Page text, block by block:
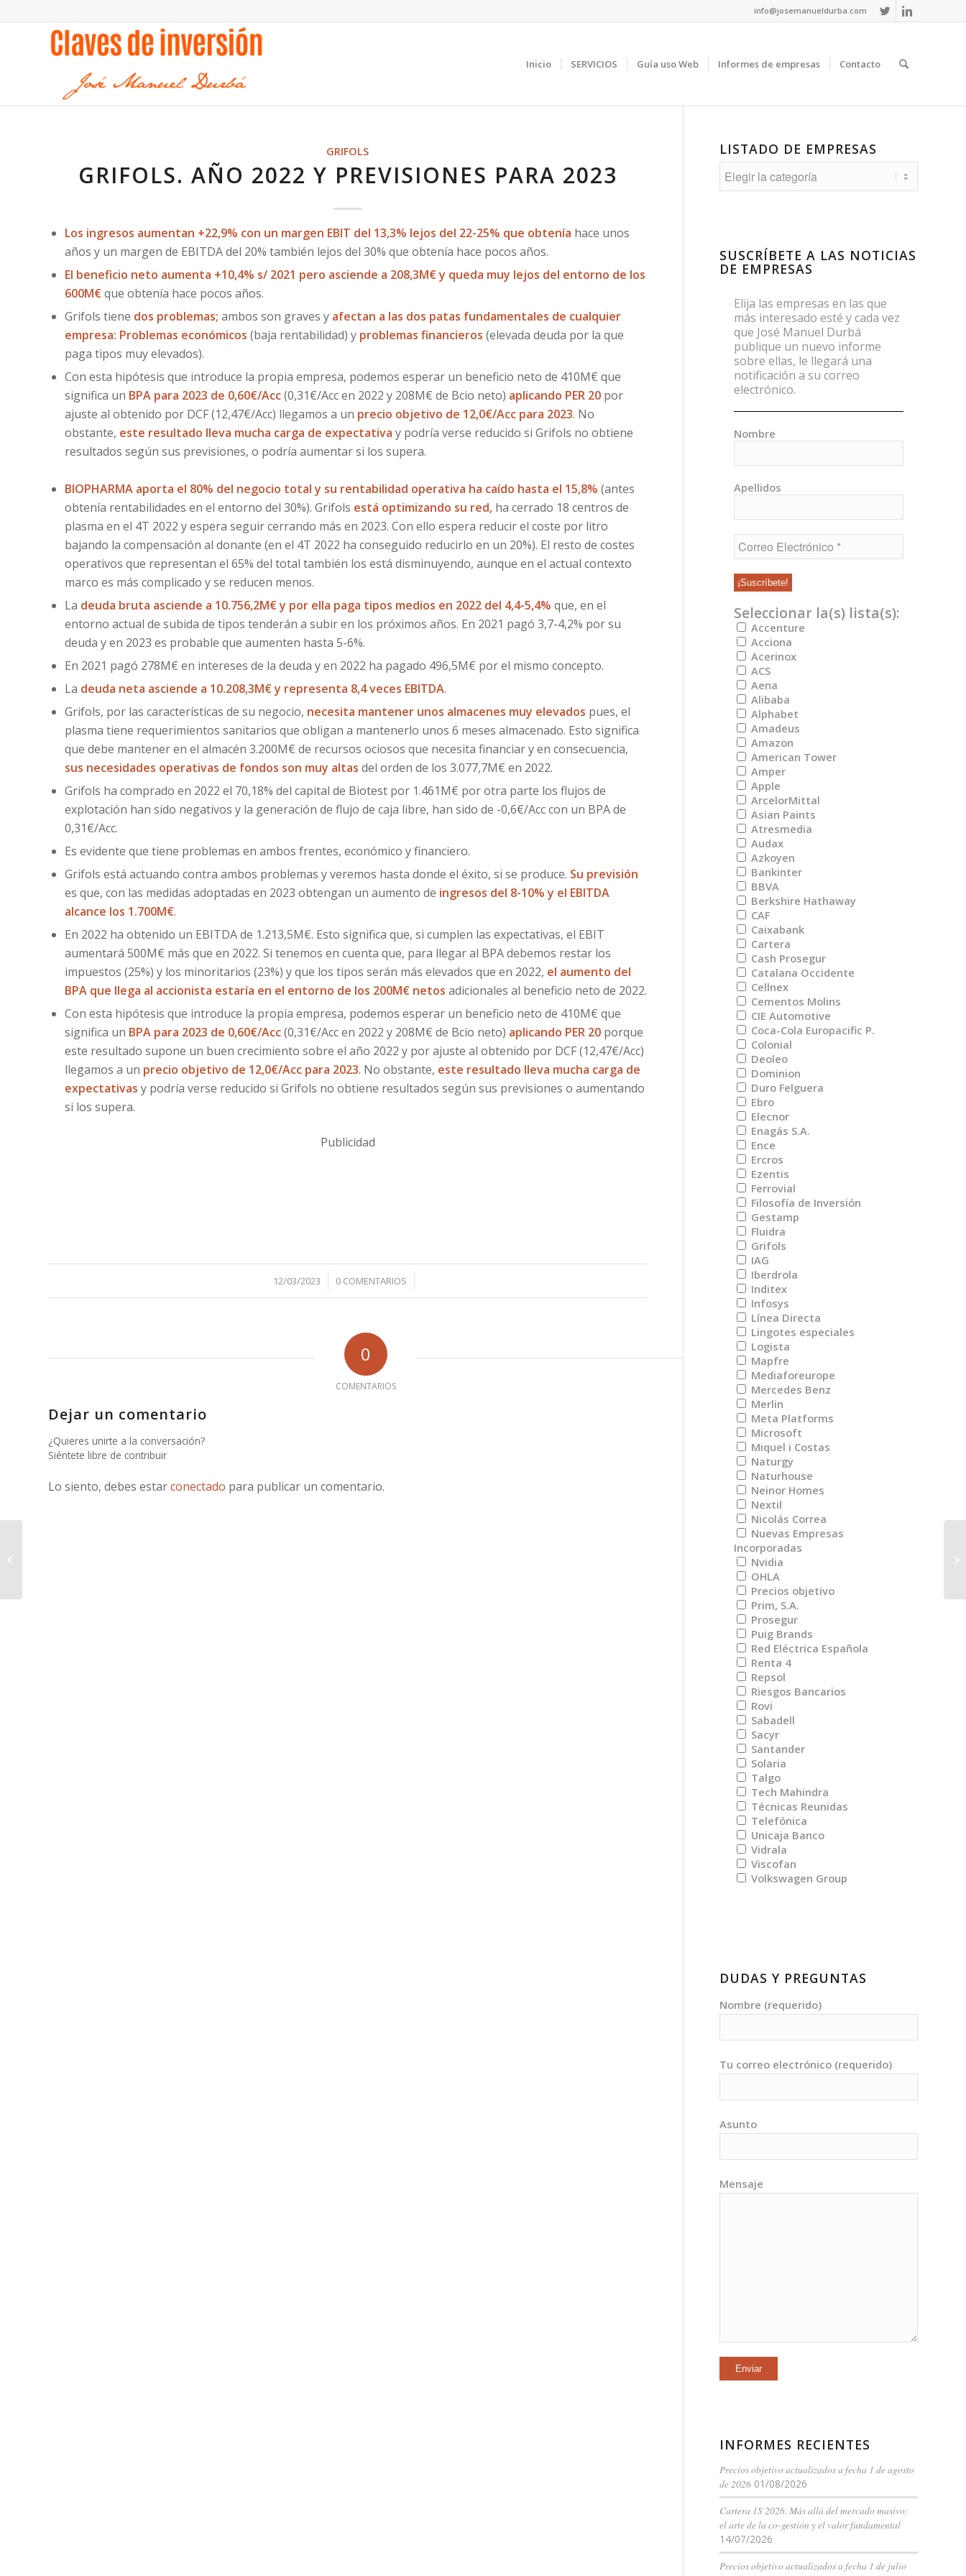
info@josemanueldurba.com
Inicio SERVICIOS Guía uso Web Informes de empresas Contacto
GRIFOLS
GRIFOLS. AÑO 2022 Y PREVISIONES PARA 2023
Los ingresos aumentan +22,9% con un margen EBIT del 13,3% lejos del 22-25% que obtenía hace unos
años y un margen de EBITDA del 20% también lejos del 30% que obtenía hace pocos años.
El beneficio neto aumenta +10,4% s/ 2021 pero asciende a 208,3M€ y queda muy lejos del entorno de los
600M€que obtenía hace pocos años.
Grifols tiene dos problemas; ambos son graves y afectan a las dos patas fundamentales de cualquier
empresa: Problemas económicos (baja rentabilidad) y problemas financieros (elevada deuda por la que
paga tipos muy elevados).
Con esta hipótesis que introduce la propia empresa, podemos esperar un beneficio neto de 410M€ que
significa un BPA para 2023 de 0,60€/Acc(0,31€/Acc en 2022 y 208M€ de Bcio neto) aplicando PER 20 por
ajuste al obtenido por DCF (12,47€/Acc) llegamos a un precio objetivo de 12,0€/Acc para 2023. No
obstante, este resultado lleva mucha carga de expectativa y podría verse reducido si Grifols no obtiene
resultados según sus previsiones, o podría aumentar si los supera.
BIOPHARMA aporta el 80% del negocio total y su rentabilidad operativa ha caído hasta el 15,8% (antes
obtenía rentabilidades en el entorno del 30%). Grifols está optimizando su red, ha cerrado 18 centros de
plasma en el 4T 2022 y espera seguir cerrando más en 2023. Con ello espera reducir el coste por litro
bajando la compensación al donante (en el 4T 2022 ha conseguido reducirlo en un 20%). El resto de costes
operativos que representan el 65% del total también los está disminuyendo, aunque en el actual contexto
marco es más complicado y se reducen menos.
La deuda bruta asciende a 10.756,2M€ y por ella paga tipos medios en 2022 del 4,4-5,4% que, en el
entorno actual de subida de tipos tenderán a subir en los próximos años. En 2021 pagó 3,7-4,2% por su
deuda y en 2023 es probable que aumenten hasta 5-6%.
En 2021 pagó 278M€ en intereses de la deuda y en 2022 ha pagado 496,5M€ por el mismo concepto.
La deuda neta asciende a 10.208,3M€ y representa 8,4 veces EBITDA.
Grifols, por las características de su negocio, necesita mantener unos almacenes muy elevados pues, el
plasma tiene requerimientos sanitarios que obligan a mantenerlo unos 6 meses almacenado. Esto significa
que debe mantener en el almacén 3.200M€ de recursos ociosos que necesita financiar y en consecuencia,
sus necesidades operativas de fondos son muy altas del orden de los 3.077,7M€ en 2022.
Grifols ha comprado en 2022 el 70,18% del capital de Biotest por 1.461M€ por otra parte los flujos de
explotación han sido negativos y la generación de flujo de caja libre, han sido de -0,6€/Acc con un BPA de
0,31€/Acc.
Es evidente que tiene problemas en ambos frentes, económico y financiero.
Grifols está actuando contra ambos problemas y veremos hasta donde el éxito, si se produce. Su previsión
es que, con las medidas adoptadas en 2023 obtengan un aumento de ingresos del 8-10% y el EBITDA
alcance los 1.700M€.
En 2022 ha obtenido un EBITDA de 1.213,5M€. Esto significa que, si cumplen las expectativas, el EBIT
aumentará 500M€ más que en 2022. Si tenemos en cuenta que, para llegar al BPA debemos restar los
impuestos (25%) y los minoritarios (23%) y que los tipos serán más elevados que en 2022, el aumento del
BPA que llega al accionista estaría en el entorno de los 200M€ netos adicionales al beneficio neto de 2022.
Con esta hipótesis que introduce la propia empresa, podemos esperar un beneficio neto de 410M€ que
significa un BPA para 2023 de 0,60€/Acc(0,31€/Acc en 2022 y 208M€ de Bcio neto) aplicando PER 20 porque
este resultado supone un buen crecimiento sobre el año 2022 y por ajuste al obtenido por DCF (12,47€/Acc)
llegamos a un precio objetivo de 12,0€/Acc para 2023. No obstante, este resultado lleva mucha carga de
expectativas y podría verse reducido si Grifols no obtiene resultados según sus previsiones o aumentando
si los supera.
Publicidad
12/03/2023
/ 0 COMENTARIOS
/
0
COMENTARIOS
Dejar un comentario
¿Quieres unirte a la conversación?
Siéntete libre de contribuir
Lo siento, debes estarconectado para publicar un comentario.
LISTADO DE EMPRESAS
Listado
de
SUSCRÍBETE A LAS NOTICIAS
DE EMPRESAS
Elija las empresas en las que
más interesado esté y cada vez
que José Manuel Durbá
publique un nuevo informe
sobre ellas, le llegará una
notificación a su correo
electrónico.
Nombre
Apellidos
Seleccionar la(s) lista(s):
Accenture
Acciona
Acerinox
ACS
Aena
Alibaba
Alphabet
Amadeus
Amazon
American Tower
Amper
Apple
ArcelorMittal
Asian Paints
Atresmedia
Audax
Azkoyen
Bankinter
BBVA
Berkshire Hathaway
CAF
Caixabank
Cartera
Cash Prosegur
Catalana Occidente
Cellnex
Cementos Molins
CIE Automotive
Coca-Cola Europacific P.
Colonial
Deoleo
Dominion
Duro Felguera
Ebro
Elecnor
Enagás S.A.
Ence
Ercros
Ezentis
Ferrovial
Filosofía de Inversión
Gestamp
Fluidra
Grifols
IAG
Iberdrola
Inditex
Infosys
Línea Directa
Lingotes especiales
Logista
Mapfre
Mediaforeurope
Mercedes Benz
Merlin
Meta Platforms
Microsoft
Miquel i Costas
Naturgy
Naturhouse
Neinor Homes
Nextil
Nicolás Correa
Nuevas Empresas
Incorporadas
Nvidia
OHLA
Precios objetivo
Prim, S.A.
Prosegur
Puig Brands
Red Eléctrica Española
Renta 4
Repsol
Riesgos Bancarios
Rovi
Sabadell
Sacyr
Santander
Solaria
Talgo
Tech Mahindra
Técnicas Reunidas
Telefónica
Unicaja Banco
Vidrala
Viscofan
Volkswagen Group
DUDAS Y PREGUNTAS
Nombre (requerido)
Tu correo electrónico (requerido)
Asunto
Mensaje
INFORMES RECIENTES
Precios objetivo actualizados a fecha 1 de agosto
de 2026 01/08/2026
Cartera 1S 2026. Más allá del mercado masivo:
el arte de la co-gestión y el valor fundamental
14/07/2026
Precios objetivo actualizados a fecha 1 de julio